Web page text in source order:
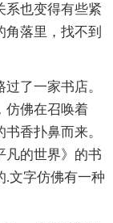
系也变得有些紧
落里，找不到
了一家书店。
仿佛在召唤着
香扑鼻而来。
凡的世界》的书
.文字仿佛有一种